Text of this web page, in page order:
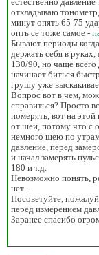
откладываю
минут опять 65-75
опть се тоже самое -
Бывают периоды
держать себя в
130/90, но чаще
начинает биться
грушу уже
Вопрос вот в чем,
справиться? Просто
померять, вот на этой
от шеи, потому что с
немного шею по
давление, перед
и начал замерять
180 и т.д.
Невозможно понять,
нет...
Посоветуйте,
перед измерением
Заранее спасибо